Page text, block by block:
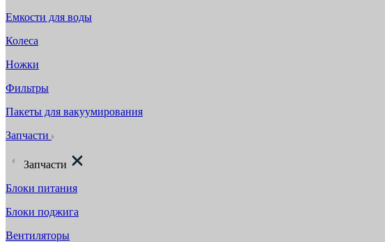
Емкости для воды
Колеса
Ножки
Фильтры
Пакеты для вакуумирования
Запчасти
Запчасти
Блоки питания
Блоки поджига
Вентиляторы